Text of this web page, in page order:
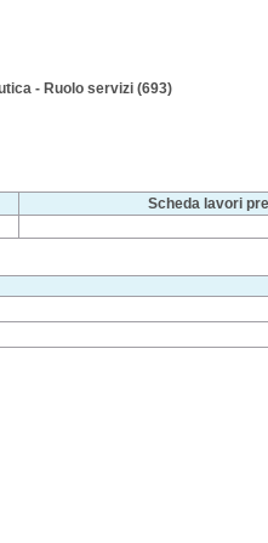
- Ruolo servizi (693)
Scheda lavori